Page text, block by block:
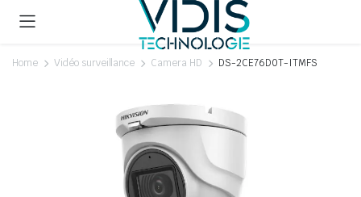
Home Vidéo surveillance Camera HD DS-2CE76D0T-ITMFS